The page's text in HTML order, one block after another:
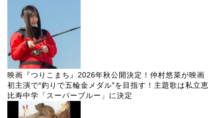
映画『つりこまち』2026年秋公開決定！仲村悠菜が映画
初主演で“釣りで五輪金メダル”を目指す！主題歌は私立恵
比寿中学「スーパーブルー」に決定